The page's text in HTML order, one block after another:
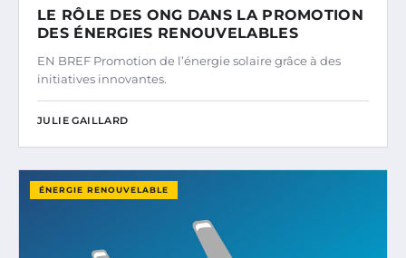
LE RÔLE DES ONG DANS LA PROMOTION
DES ÉNERGIES RENOUVELABLES
EN BREF Promotion de l’énergie solaire grâce à des
initiatives innovantes.
JULIE GAILLARD
ÉNERGIE RENOUVELABLE